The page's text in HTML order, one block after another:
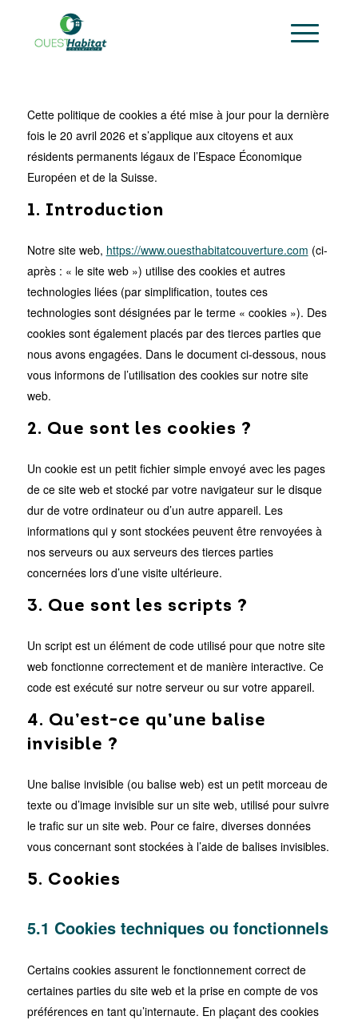
Cette politique de cookies a été mise à jour pour la dernière
fois le 20 avril 2026 et s’applique aux citoyens et aux
résidents permanents légaux de l’Espace Économique
Européen et de la Suisse.
1. Introduction
Notre site web, https://www.ouesthabitatcouverture.com (ci-
après : « le site web ») utilise des cookies et autres
technologies liées (par simplification, toutes ces
technologies sont désignées par le terme « cookies »). Des
cookies sont également placés par des tierces parties que
nous avons engagées. Dans le document ci-dessous, nous
vous informons de l’utilisation des cookies sur notre site
web.
2. Que sont les cookies ?
Un cookie est un petit fichier simple envoyé avec les pages
de ce site web et stocké par votre navigateur sur le disque
dur de votre ordinateur ou d’un autre appareil. Les
informations qui y sont stockées peuvent être renvoyées à
nos serveurs ou aux serveurs des tierces parties
concernées lors d’une visite ultérieure.
3. Que sont les scripts ?
Un script est un élément de code utilisé pour que notre site
web fonctionne correctement et de manière interactive. Ce
code est exécuté sur notre serveur ou sur votre appareil.
4. Qu’est-ce qu’une balise
invisible ?
Une balise invisible (ou balise web) est un petit morceau de
texte ou d’image invisible sur un site web, utilisé pour suivre
le trafic sur un site web. Pour ce faire, diverses données
vous concernant sont stockées à l’aide de balises invisibles.
5. Cookies
5.1 Cookies techniques ou fonctionnels
Certains cookies assurent le fonctionnement correct de
certaines parties du site web et la prise en compte de vos
préférences en tant qu’internaute. En plaçant des cookies